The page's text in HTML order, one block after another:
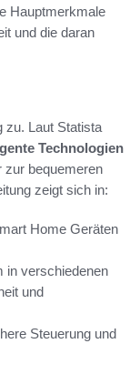
Hauptmerkmale
und die daran
zu. Laut Statista
Technologien
zur bequemeren
zeigt sich in:
Home Geräten
in verschiedenen
und
Steuerung und